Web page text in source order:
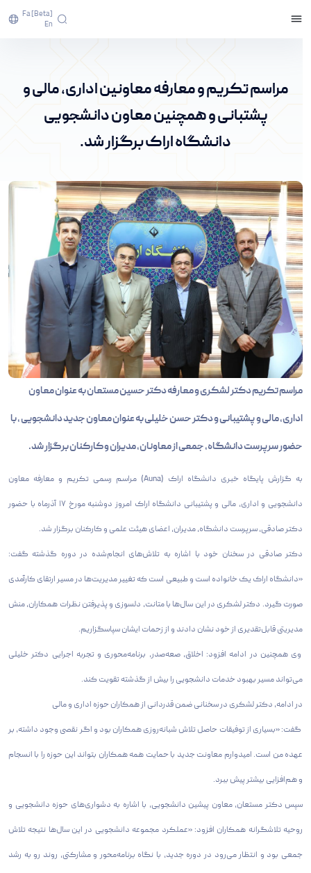
Fa [beta]
En
پشتبانی و همچنین معاون دانشجویی دانشگاه اراک
برگزار شد. - پرتال خبری دانشگاه اراک
مراسم تکریم و معارفه معاونین اداری، مالی و
پشتبانی و همچنین معاون دانشجویی
دانشگاه اراک برگزار شد.
مراسم تکریم دکتر لشکری و معارفه دکتر حسین مستعان به عنوان معاون
اداری، مالی و پشتیبانی و دکتر حسن خلیلی به عنوان معاون جدید دانشجویی ، با
حضور سرپرست دانشگاه، جمعی از معاونان، مدیران و کارکنان برگزار شد.
به گزارش پایگاه خبری دانشگاه اراک (Auna) مراسم رسمی تکریم و معارفه معاون
دانشجویی و اداری، مالی و پشتیبانی دانشگاه اراک امروز دوشنبه مورخ ۱۷ آذرماه با حضور
دکتر صادقی، سرپرست دانشگاه، مدیران، اعضای هیئت علمی و کارکنان برگزار شد.
دکتر صادقی در سخنان خود با اشاره به تلاش‌های انجام‌شده در دوره گذشته گفت:
«دانشگاه اراک یک خانواده است و طبیعی است که تغییر مدیریت‌ها در مسیر ارتقای کارآمدی
صورت گیرد. دکتر لشکری در این سال‌ها با متانت، دلسوزی و پذیرفتن نظرات همکاران، منش
مدیریتی قابل‌تقدیری از خود نشان دادند و از زحمات ایشان سپاسگزاریم.
وی همچنین در ادامه افزود: اخلاق، صعه‌صدر، برنامه‌محوری و تجربه اجرایی دکتر خلیلی
می‌تواند مسیر بهبود خدمات دانشجویی را بیش از گذشته تقویت کند.
در ادامه، دکتر لشکری در سخنانی ضمن قدردانی از همکاران حوزه اداری و مالی
گفت: «بسیاری از توفیقات حاصل تلاش شبانه‌روزی همکاران بود و اگر نقصی وجود داشته، بر
عهده من است. امیدوارم معاونت جدید با حمایت همه همکاران بتواند این حوزه را با انسجام
و هم‌افزایی بیشتر پیش ببرد.
سپس دکتر مستعان، معاون پیشین دانشجویی، با اشاره به دشواری‌های حوزه دانشجویی و
روحیه تلاشگرانه همکاران افزود: «عملکرد مجموعه دانشجویی در این سال‌ها نتیجه تلاش
جمعی بود و انتظار می‌رود در دوره جدید، با نگاه برنامه‌محور و مشارکتی، روند رو به رشد